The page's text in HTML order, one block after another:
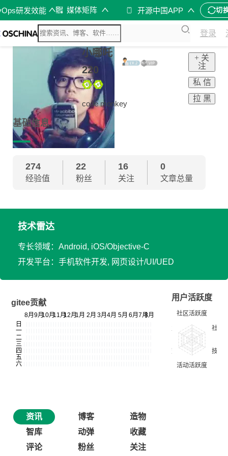
研发效能 媒体矩阵 开源中国APP 切
登录
小哪吒
220
code monkey
+ 关
注
私 信
拉 黑
基础信息
274
经验值
22
粉丝
16
关注
0
文章总量
技术雷达
专长领域：Android, iOS/Objective-C
开发平台：手机软件开发, 网页设计/UI/UED
gitee贡献
用户活跃度
资讯 博客
造物
智库
动弹
收藏
评论
粉丝 关注